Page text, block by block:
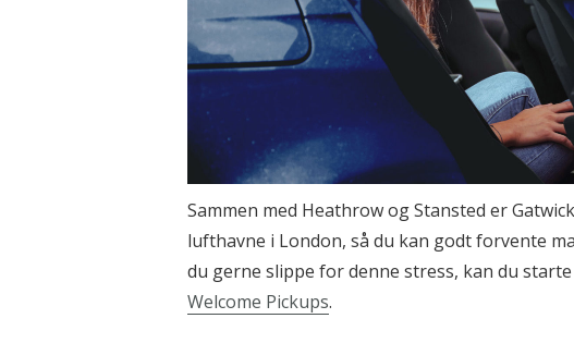
Sammen med Heathrow og Stansted er
lufthavne i London, så du kan godt forvente
du gerne slippe for denne stress, kan du
Welcome Pickups.